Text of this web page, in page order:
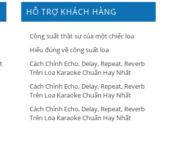
HỖ TRỢ KHÁCH HÀNG
Công suất thật sự của một chiếc loa
Hiểu đúng về công suất loa
Cách Chỉnh Echo, Delay, Repeat, Reverb
Trên Loa Karaoke Chuẩn Hay Nhất
Cách Chỉnh Echo, Delay, Repeat, Reverb
Trên Loa Karaoke Chuẩn Hay Nhất
Cách Chỉnh Echo, Delay, Repeat, Reverb
Trên Loa Karaoke Chuẩn Hay Nhất